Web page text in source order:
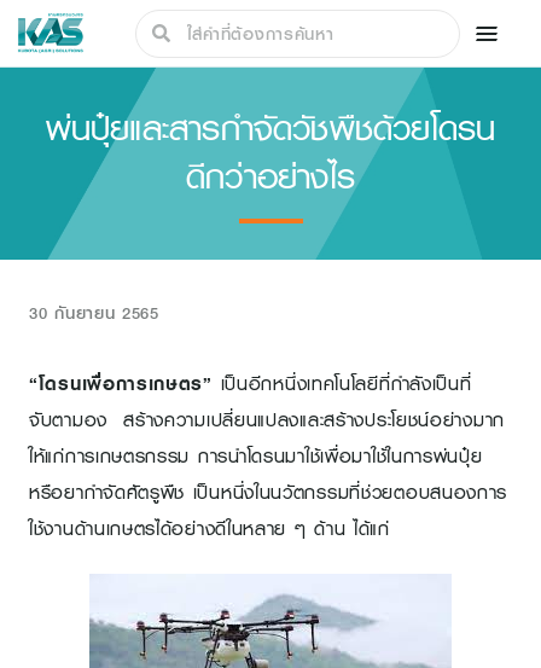
พ่นปุ๋ยและสารกำจัดวัชพืชด้วยโดรน
ดีกว่าอย่างไร
30 กันยายน 2565
“โดรนเพื่อการเกษตร” เป็นอีกหนึ่งเทคโนโลยีที่กำลังเป็นที่
จับตามอง สร้างความเปลี่ยนแปลงและสร้างประโยชน์อย่างมาก
ให้แก่การเกษตรกรรม การนำโดรนมาใช้เพื่อมาใช้ในการพ่นปุ๋ย
หรือยากำจัดศัตรูพืช เป็นหนึ่งในนวัตกรรมที่ช่วยตอบสนองการ
ใช้งานด้านเกษตรได้อย่างดีในหลาย ๆ ด้าน ได้แก่